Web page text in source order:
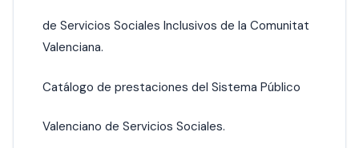
de Servicios Sociales Inclusivos de la Comunitat
Valenciana.
Catálogo de prestaciones del Sistema Público
Valenciano de Servicios Sociales.